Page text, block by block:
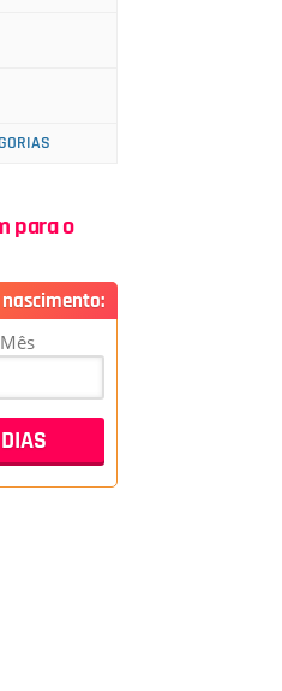
para o
Mês